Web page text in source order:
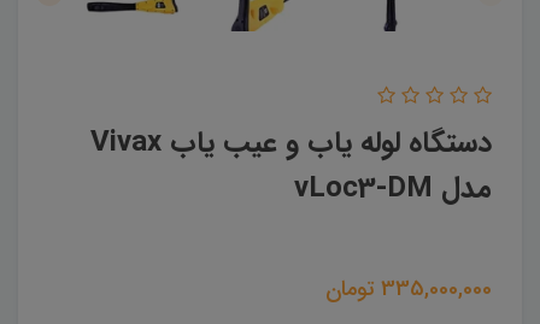
دستگاه لوله یاب و عیب یاب Vivax
مدل vLoc3-DM
335,000,000 تومان